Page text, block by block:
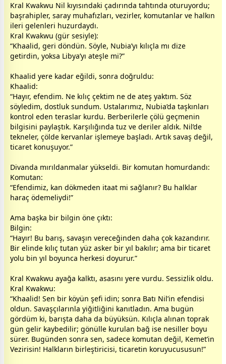
Kral Kwakwu Nil kıyısındaki çadırında tahtında oturuyordu;
başrahipler, saray muhafızları, vezirler, komutanlar ve halkın
ileri gelenleri huzurdaydı.
Kral Kwakwu (gür sesiyle):
“Khaalid, geri döndün. Söyle, Nubia’yı kılıçla mı dize
getirdin, yoksa Libya’yı ateşle mi?”
Khaalid yere kadar eğildi, sonra doğruldu:
Khaalid:
“Hayır, efendim. Ne kılıç çektim ne de ateş yaktım. Söz
söyledim, dostluk sundum. Ustalarımız, Nubia’da taşkınları
kontrol eden teraslar kurdu. Berberilerle çölü geçmenin
bilgisini paylaştık. Karşılığında tuz ve deriler aldık. Nil’de
tekneler, çölde kervanlar işlemeye başladı. Artık savaş değil,
ticaret konuşuyor.”
Divanda mırıldanmalar yükseldi. Bir komutan homurdandı:
Komutan:
“Efendimiz, kan dökmeden itaat mi sağlanır? Bu halklar
haraç ödemeliydi!”
Ama başka bir bilgin öne çıktı:
Bilgin:
“Hayır! Bu barış, savaşın vereceğinden daha çok kazandırır.
Bir elinde kılıç tutan yüz asker bir yıl bakılır; ama bir ticaret
yolu bin yıl boyunca herkesi doyurur.”
Kral Kwakwu ayağa kalktı, asasını yere vurdu. Sessizlik oldu.
Kral Kwakwu:
“Khaalid! Sen bir köyün şefi idin; sonra Batı Nil’in efendisi
oldun. Savaşçılarınla yiğitliğini kanıtladın. Ama bugün
gördüm ki, barışta daha da büyüksün. Kılıçla alınan toprak
gün gelir kaybedilir; gönülle kurulan bağ ise nesiller boyu
sürer. Bugünden sonra sen, sadece komutan değil, Kemet’in
Vezirisin! Halkların birleştiricisi, ticaretin koruyucususun!”